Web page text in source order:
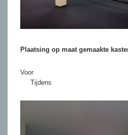
Plaatsing op maat gemaakte
Tijdens